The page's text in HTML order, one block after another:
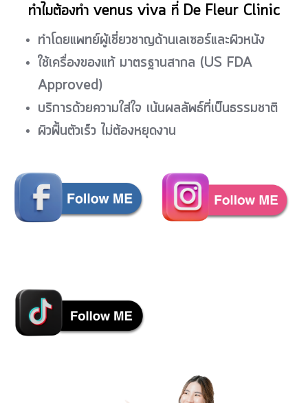
ทำไมต้องทำ venus viva ที่ De Fleur Clinic
ทำโดยแพทย์ผู้เชี่ยวชาญด้านเลเซอร์และผิวหนัง
ใช้เครื่องของแท้ มาตรฐานสากล (US FDA
Approved)
บริการด้วยความใส่ใจ เน้นผลลัพธ์ที่เป็นธรรมชาติ
ผิวฟื้นตัวเร็ว ไม่ต้องหยุดงาน